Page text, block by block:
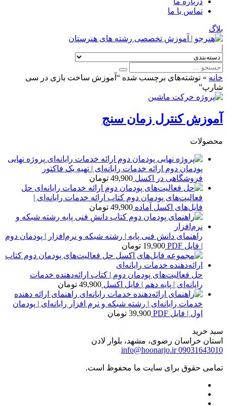
تماس با ما
بلاگ
|
خانه » نوشته‌های برچسب شده “آموزش ساخت بازی در سی
شارپ”
آموزش کنترل زمان سنج
محصولات
پروژه نهایی
پودمان دوم ارائه خدمات رایانه‌ای | تهیه یک فاکتور
فروشگاهی در اکسل 49,900 تومان
حل
فعالیت‌های پودمان دوم کتاب ارائه خدمات رایانه‌ای |
فایل‌های اکسل آماده 49,900 تومان
راهنمای دانش فنی پایه | رشته شبکه و نرم‌افزار | پودمان دوم
| فایل PDF
19,900 تومان
حل فعالیت‌های پودمان دوم | کتاب ارائه‌دهنده خدمات
رایانه‌ای | پایه دهم | فایل اکسل 49,900 تومان
راهنمای ارائه دهنده
خدمات رایانه‌ای | رشته شبکه و نرم افزار رایانه‌ای | پودمان
اول | فایل PDF
39,900 تومان
سبد خرید
استان خراسان رضوی، مشهد، بلوار لادن
09031643010
info@hoonarjo.ir
تمامی حقوق برای سایت ما محفوظ است.